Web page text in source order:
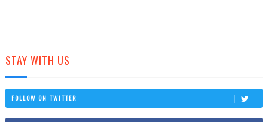
STAY WITH US
FOLLOW ON TWITTER